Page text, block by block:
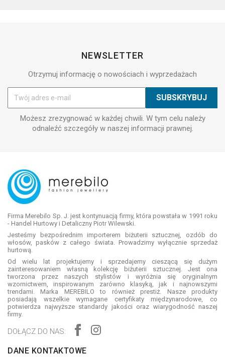
NEWSLETTER
Otrzymuj informację o nowościach i wyprzedażach
Możesz zrezygnować w każdej chwili. W tym celu należy
odnaleźć szczegóły w naszej informacji prawnej.
Firma Merebilo Sp. J. jest kontynuacją firmy, która powstała w 1991 roku
- Handel Hurtowy i Detaliczny Piotr Wilewski.
Jesteśmy bezpośrednim importerem biżuterii sztucznej, ozdób do
włosów, pasków z całego świata. Prowadzimy wyłącznie sprzedaż
hurtową.
Od wielu lat projektujemy i sprzedajemy cieszącą się dużym
zainteresowaniem własną kolekcję biżuterii sztucznej. Jest ona
tworzona przez naszych stylistów i wyróżnia się oryginalnym
wzornictwem, inspirowanym zarówno klasyką, jak i najnowszymi
trendami. Marka MEREBILO to również prestiż. Nasze produkty
posiadają wszelkie wymagane certyfikaty międzynarodowe, co
potwierdza najwyższe standardy jakości oraz wiarygodność naszej
firmy.
DOŁĄCZ DO NAS:
DANE KONTAKTOWE